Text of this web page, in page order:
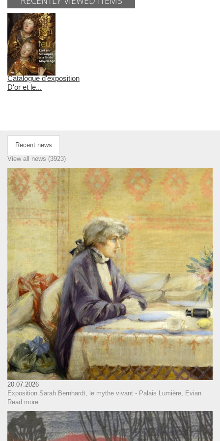
Catalogue d'exposition
D'or et le...
Recent news
View all news (3923)
20.07.2026
Exposition Sarah Bernhardt, le mythe vivant - Palais Lumière, Evian
Read more